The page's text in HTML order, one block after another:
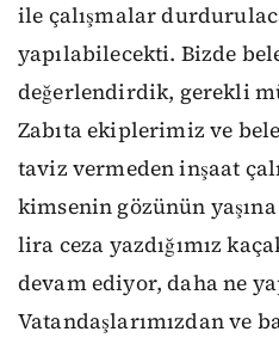
ile çalışmalar
yapılabilecekti. Bizde
değerlendirdik, gerekli
Zabıta ekiplerimiz ve
taviz vermeden inşaat
kimsenin gözünün
lira ceza yazdığımız
devam ediyor, daha ne
Vatandaşlarımızdan ve